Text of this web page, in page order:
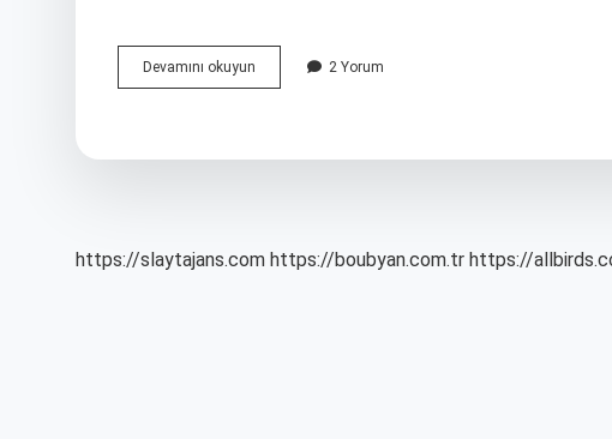
Devamını okuyun
Enfeksiyonu
2 Yorum
https://slaytajans.com https://boubyan.com.tr https://